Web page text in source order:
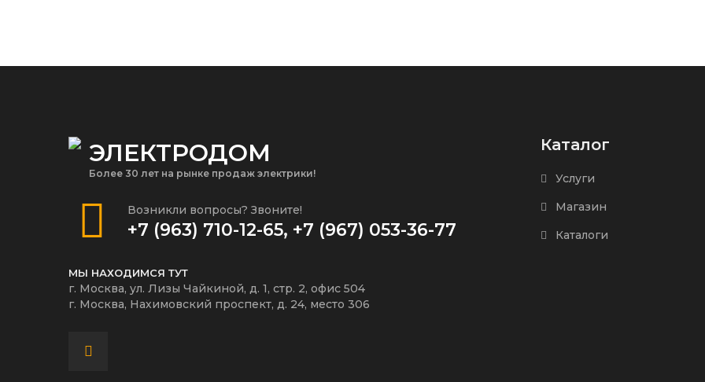
ЭЛЕКТРОДОМ
Более 30 лет на рынке продаж электрики!
Возникли вопросы? Звоните!
+7 (963) 710-12-65, +7 (967) 053-36-77
МЫ НАХОДИМСЯ ТУТ
г. Москва, ул. Лизы Чайкиной, д. 1, стр. 2, офис 504
г. Москва, Нахимовский проспект, д. 24, место 306
Каталог
Услуги
Магазин
Каталоги